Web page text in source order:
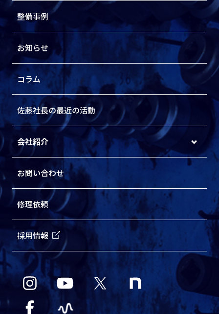
整備事例
お知らせ
コラム
佐藤社長の最近の活動
会社紹介
お問い合わせ
修理依頼
採用情報